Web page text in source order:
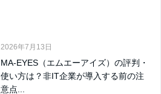
2026年7月13日
MA-EYES（エムエーアイズ）の評判・
使い方は？非IT企業が導入する前の注
意点...